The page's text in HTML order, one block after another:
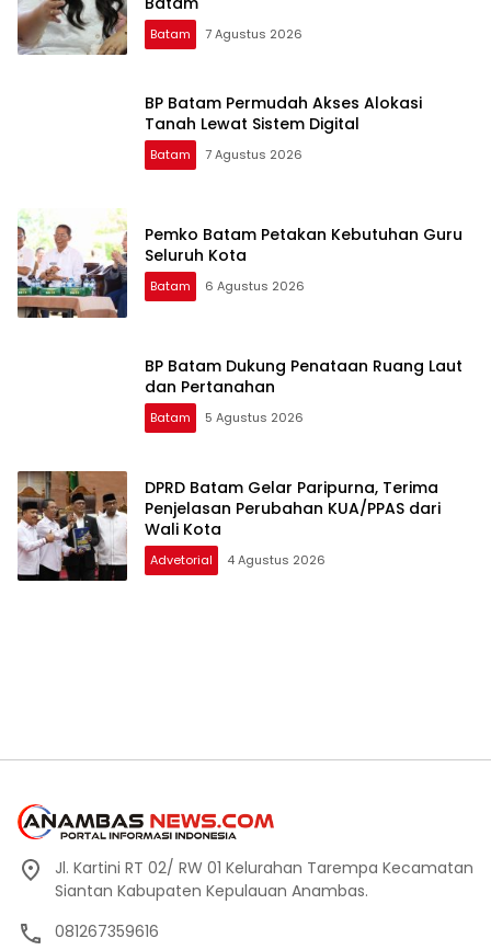
Batam 7 Agustus 2026
BP Batam Permudah Akses Alokasi
Tanah Lewat Sistem Digital
Batam 7 Agustus 2026
Pemko Batam Petakan Kebutuhan Guru
Seluruh Kota
Batam 6 Agustus 2026
BP Batam Dukung Penataan Ruang Laut
dan Pertanahan
Batam 5 Agustus 2026
DPRD Batam Gelar Paripurna, Terima
Penjelasan Perubahan KUA/PPAS dari
Wali Kota
Advetorial 4 Agustus 2026
Jl. Kartini RT 02/ RW 01 Kelurahan Tarempa Kecamatan
Siantan Kabupaten Kepulauan Anambas.
081267359616